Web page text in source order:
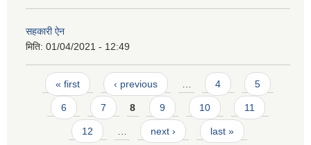
सहकारी ऐन
मिति: 01/04/2021 - 12:49
Pages
« first ‹ previous 4 5
6 7 8 9 10 11
12 next › last »